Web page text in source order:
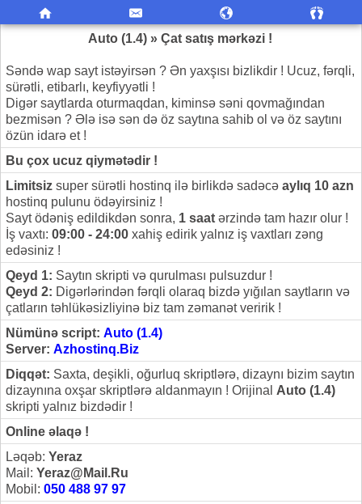
Auto (1.4) » Çat satış mərkəzi !
Səndə wap sayt istəyirsən ? Ən yaxşısı bizlikdir ! Ucuz, fərqli,
sürətli, etibarlı, keyfiyyətli !
Digər saytlarda oturmaqdan, kiminsə səni qovmağından
bezmisən ? Ələ isə sən də öz saytına sahib ol və öz saytını
özün idarə et !
Bu çox ucuz qiymətədir !
Limitsiz super sürətli hostinq ilə birlikdə sadəcə aylıq 10 azn
hostinq pulunu ödəyirsiniz !
Sayt ödəniş edildikdən sonra, 1 saat ərzində tam hazır olur !
İş vaxtı: 09:00 - 24:00 xahiş edirik yalnız iş vaxtları zəng
edəsiniz !
Qeyd 1: Saytın skripti və qurulması pulsuzdur !
Qeyd 2: Digərlərindən fərqli olaraq bizdə yığılan saytların və
çatların təhlükəsizliyinə biz tam zəmanət veririk !
Nümünə script: Auto (1.4)
Server: Azhostinq.Biz
Diqqət: Saxta, deşikli, oğurluq skriptlərə, dizaynı bizim saytın
dizaynına oxşar skriptlərə aldanmayın ! Orijinal Auto (1.4)
skripti yalnız bizdədir !
Online əlaqə !
Ləqəb: Yeraz
Mail: Yeraz@Mail.Ru
Mobil: 050 488 97 97